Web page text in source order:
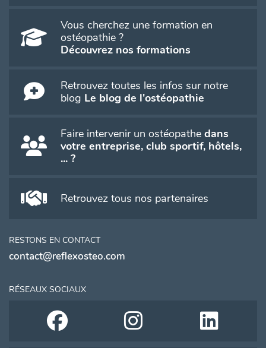
Vous cherchez une formation en
ostéopathie ?
Découvrez nos formations
Retrouvez toutes les infos sur notre
blog Le blog de l'ostéopathie
Faire intervenir un ostéopathe dans
votre entreprise, club sportif, hôtels,
... ?
Retrouvez tous nos partenaires
RESTONS EN CONTACT
contact@reflexosteo.com
RÉSEAUX SOCIAUX